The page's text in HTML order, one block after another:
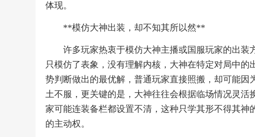
体现。
**模仿大神出装，却不知其所以然**
许多玩家热衷于模仿大神主播或国服玩家的出装
只模仿了表象，没有理解内核，大神在特定对局中
势判断做出的最优解，普通玩家直接照搬，却可能
土不服，更关键的是，大神往往会根据临场情况灵
家可能连装备栏都设置不清，这种只学其形不得其
的主动权。